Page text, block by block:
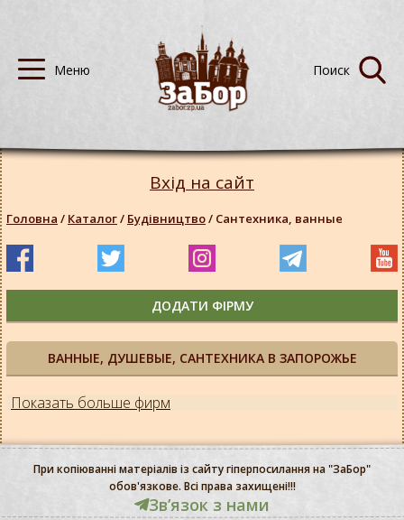
ВАННЫЕ, ДУШЕВЫЕ, САНТЕХНИКА В ЗАПОРОЖЬЕ
Показать больше фирм
Вхід на сайт
Головна / Каталог/ Будівництво/ Сантехника, ванные
ДОДАТИ ФІРМУ
При копіюванні матеріалів із сайту гіперпосилання на "ЗаБор"
обов'язкове. Всі права захищені!!!
Звʼязок з нами